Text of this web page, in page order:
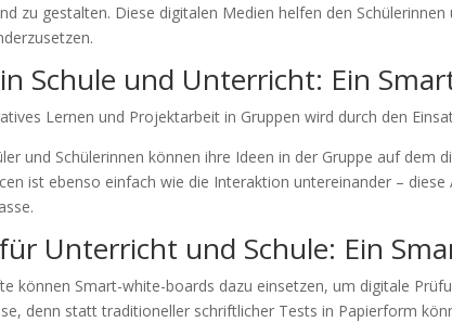
zu gestalten. Diese digitalen Medien helfen den
Schule und Unterricht: Ein
Lernen und Projektarbeit in Gruppen wird durch den
und Schülerinnen können ihre Ideen in der Gruppe auf
ist ebenso einfach wie die Interaktion untereinander –
Unterricht und Schule: Ein
können Smart-white-boards dazu einsetzen, um digitale
denn statt traditioneller schriftlicher Tests in Papierform